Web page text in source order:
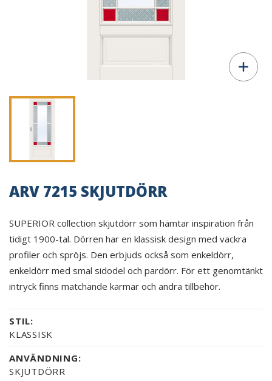
ARV 7215 SKJUTDÖRR
SUPERIOR collection skjutdörr som hämtar inspiration från
tidigt 1900-tal. Dörren har en klassisk design med vackra
profiler och spröjs. Den erbjuds också som enkeldörr,
enkeldörr med smal sidodel och pardörr. För ett genomtänkt
intryck finns matchande karmar och andra tillbehör.
STIL:
KLASSISK
ANVÄNDNING:
SKJUTDÖRR